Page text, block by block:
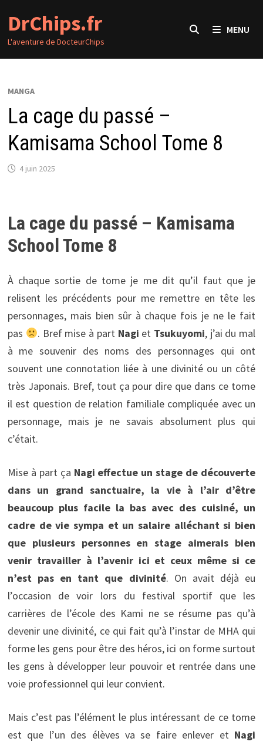
contenu
DrChips.fr
L'aventure de DocteurChips
MENU
MANGA
La cage du passé –
Kamisama School Tome 8
4 juin 2025
La cage du passé – Kamisama
School Tome 8
À chaque sortie de tome je me dit qu’il faut que je
relisent les précédents pour me remettre en tête les
personnages, mais bien sûr à chaque fois je ne le fait
pas
. Bref mise à part Nagi et Tsukuyomi, j’ai du mal
à me souvenir des noms des personnages qui ont
souvent une connotation liée à une divinité ou un côté
très Japonais. Bref, tout ça pour dire que dans ce tome
il est question de relation familiale compliquée avec un
personnage, mais je ne savais absolument plus qui
c’était.
Mise à part ça Nagi effectue un stage de découverte
dans un grand sanctuaire, la vie à l’air d’être
beaucoup plus facile la bas avec des cuisiné, un
cadre de vie sympa et un salaire alléchant si bien
que plusieurs personnes en stage aimerais bien
venir travailler à l’avenir ici et ceux même si ce
n’est pas en tant que divinité. On avait déjà eu
l’occasion de voir lors du festival sportif que les
carrières de l’école des Kami ne se résume pas qu’à
devenir une divinité, ce qui fait qu’à l’instar de MHA qui
forme les gens pour être des héros, ici on forme surtout
les gens à développer leur pouvoir et rentrée dans une
voie professionnel qui leur convient.
Mais c’est pas l’élément le plus intéressant de ce tome
est que l’un des élèves va se faire enlever et Nagi